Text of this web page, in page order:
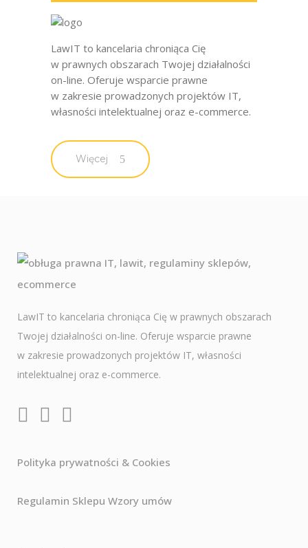
LawIT to kancelaria chroniąca Cię
w prawnych obszarach Twojej działalności
on-line. Oferuje wsparcie prawne
w zakresie prowadzonych projektów IT,
własności intelektualnej oraz e-commerce.
Więcej
LawIT to kancelaria chroniąca Cię w prawnych obszarach
Twojej działalności on-line. Oferuje wsparcie prawne
w zakresie prowadzonych projektów IT, własności
intelektualnej oraz e-commerce.
Polityka prywatności & Cookies
Regulamin Sklepu Wzory umów